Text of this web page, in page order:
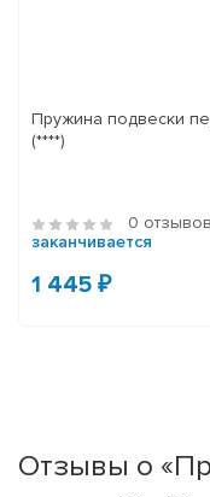
Пружина подвески
(****)
0 отзывов
заканчивается
1 445 ₽
Отзывы о